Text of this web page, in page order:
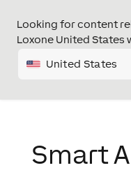
Looking for content
Loxone United States
United States
Smart